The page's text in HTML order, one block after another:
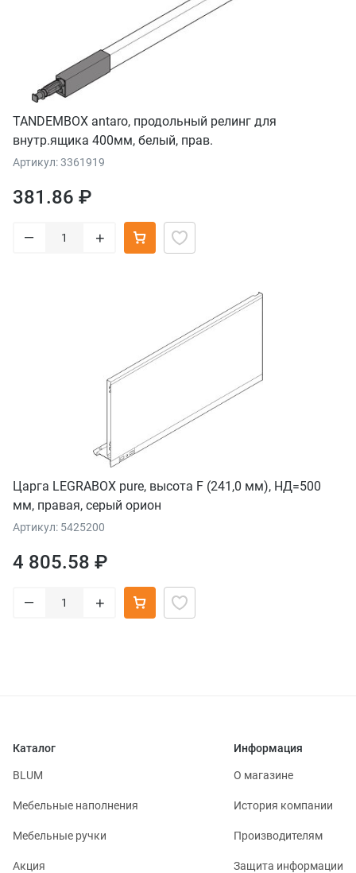
TANDEMBOX antaro, продольный релинг для
внутр.ящика 400мм, белый, прав.
Артикул: 3361919
381.86 ₽
– +
Царга LEGRABOX pure, высота F (241,0 мм), НД=500
мм, правая, серый орион
Артикул: 5425200
4 805.58 ₽
– +
Каталог
BLUM
Мебельные наполнения
Мебельные ручки
Акция
Информация
О магазине
История компании
Производителям
Защита информации